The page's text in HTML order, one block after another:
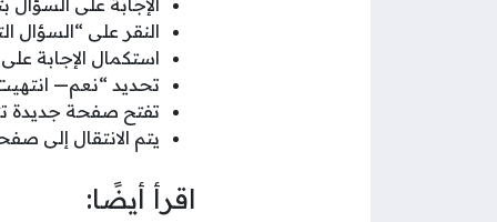
الإجابة على السؤال
النقر على “السؤال
استكمال الإجابة على
تحديد “نعم— انتهيت
تفتح صفحة جديدة
يتم الانتقال إلى
اقرأ أيضًا: